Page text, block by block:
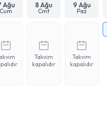
Ağu
Cum
8 Ağu
Cmt
9 Ağu
Paz
Takvim
kapalıdır
Takvim
kapalıdır